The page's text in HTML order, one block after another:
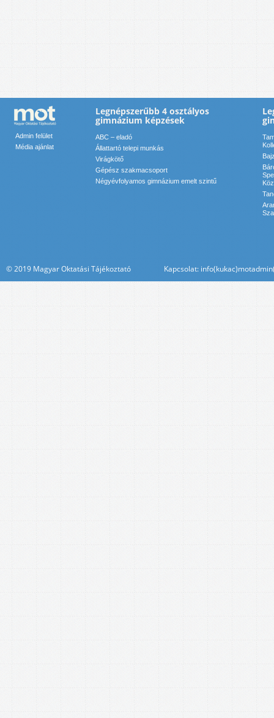
Admin felület
Média ajánlat
Legnépszerűbb 4 osztályos
gimnázium képzések
ABC – eladó
Állattartó telepi munkás
Virágkötő
Gépész szakmacsoport
Négyévfolyamos gimnázium emelt szintű
© 2019 Magyar Oktatási Tájékoztató Kapcsolat: